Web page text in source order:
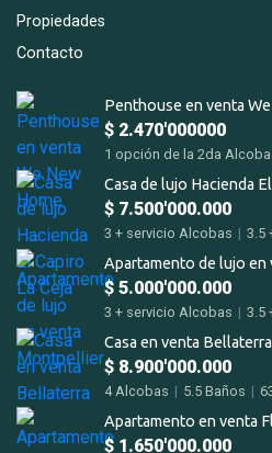
Propiedades
Contacto
Penthouse en venta
$ 2.470'000000
1 opción de la 2da
terraza m2
Casa de lujo Hacienda
$ 7.500'000.000
3 + servicio Alcobas | 3.5
terrazas m2
Apartamento de lujo
$ 5.000'000.000
3 + servicio Alcobas | 3.5
Casa en venta Bellaterra
$ 8.900'000.000
4 Alcobas | 5.5 Baños |
$ 1.650'000.000